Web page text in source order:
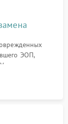
ЭОП,
объектива и